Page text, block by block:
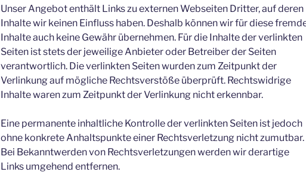
Unser Angebot enthält Links zu externen Webseiten Dritter, auf deren
Inhalte wir keinen Einfluss haben. Deshalb können wir für diese
Inhalte auch keine Gewähr übernehmen. Für die Inhalte der verlinkten
Seiten ist stets der jeweilige Anbieter oder Betreiber der Seiten
verantwortlich. Die verlinkten Seiten wurden zum Zeitpunkt der
Verlinkung auf mögliche Rechtsverstöße überprüft. Rechtswidrige
Inhalte waren zum Zeitpunkt der Verlinkung nicht erkennbar.
Eine permanente inhaltliche Kontrolle der verlinkten Seiten ist jedoch
ohne konkrete Anhaltspunkte einer Rechtsverletzung nicht zumutbar.
Bei Bekanntwerden von Rechtsverletzungen werden wir derartige
Links umgehend entfernen.